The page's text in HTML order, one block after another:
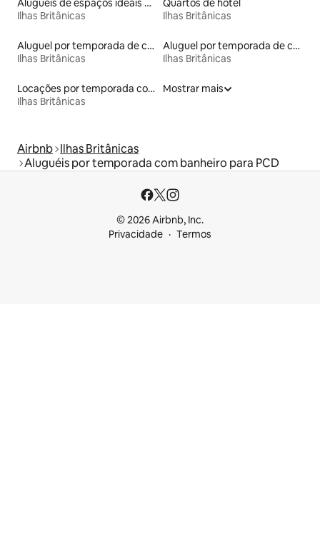
Aluguéis de espaços ideais para famílias
Ilhas Britânicas
Quartos de hotel
Ilhas Britânicas
Aluguel por temporada de contêineres
Ilhas Britânicas
Aluguel por temporada de casas-barco
Ilhas Britânicas
Locações por temporada com piscina
Ilhas Britânicas
Mostrar mais
Airbnb Ilhas Britânicas
Aluguéis por temporada com banheiro para PCD
© 2026 Airbnb, Inc.
Privacidade
Termos